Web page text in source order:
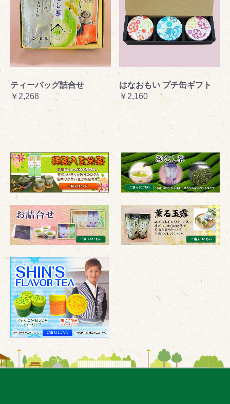
ティーバッグ詰合せ
￥2,268
はなおもい プチ缶ギフト
￥2,160